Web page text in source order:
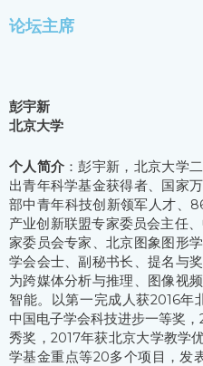
论坛主席
彭宇新
北京大学
个人简介 ：彭宇新，北京大学
出青年科学基金获得者、国家
部中青年科技创新领军人才、
产业创新联盟专家委员会主任
家委员会专家、北京图象图形
学会会士、副秘书长、提名与
为跨媒体分析与推理、图像视
智能。以第一完成人获2016
中国电子学会科技进步一等奖
秀奖，2017年获北京大学教学
学基金重点等20多个项目，发